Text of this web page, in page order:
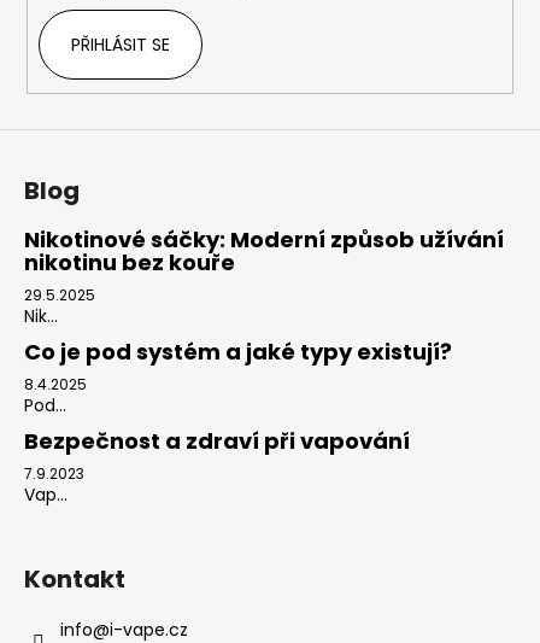
ý
p
PŘIHLÁSIT SE
Blog
Nikotinové sáčky: Moderní způsob užívání
nikotinu bez kouře
29.5.2025
Nik...
Co je pod systém a jaké typy existují?
8.4.2025
Pod...
Bezpečnost a zdraví při vapování
7.9.2023
Vap...
Kontakt
info@i-vape.cz